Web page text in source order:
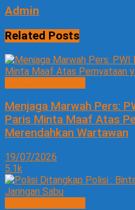
Admin
Related Posts
Menjaga Marwah Pers:
Paris Minta Maaf Atas
Merendahkan Wartawan
19/07/2026
5.1k